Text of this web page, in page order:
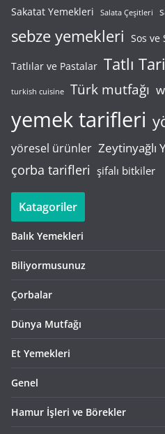
Sakatat Yemekleri Salata Çeşitleri
sebze yemekleri Sos ve
Tatlılar ve Pastalar Tatlı
turkish cuisine Türk mutfağı
yemek tarifleri
yöresel ürünler Zeytinyağlı
çorba tarifleri şifalı bitkiler
Katagoriler
Balık Yemekleri
Biliyormusunuz
Çorbalar
Dünya Mutfağı
Et Yemekleri
Genel
Hamur İşleri ve Börekler